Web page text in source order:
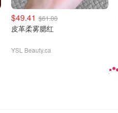
$49.41 $61.00
皮革柔雾腮红
YSL Beauty.ca